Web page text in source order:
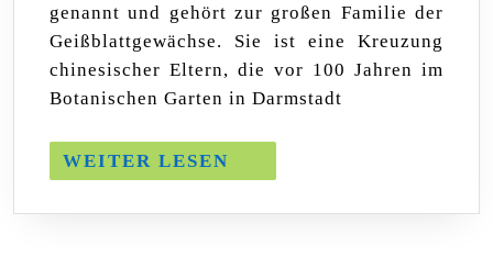
genannt und gehört zur großen Familie der
Geißblattgewächse. Sie ist eine Kreuzung
chinesischer Eltern, die vor 100 Jahren im
Botanischen Garten in Darmstadt
WEITER LESEN